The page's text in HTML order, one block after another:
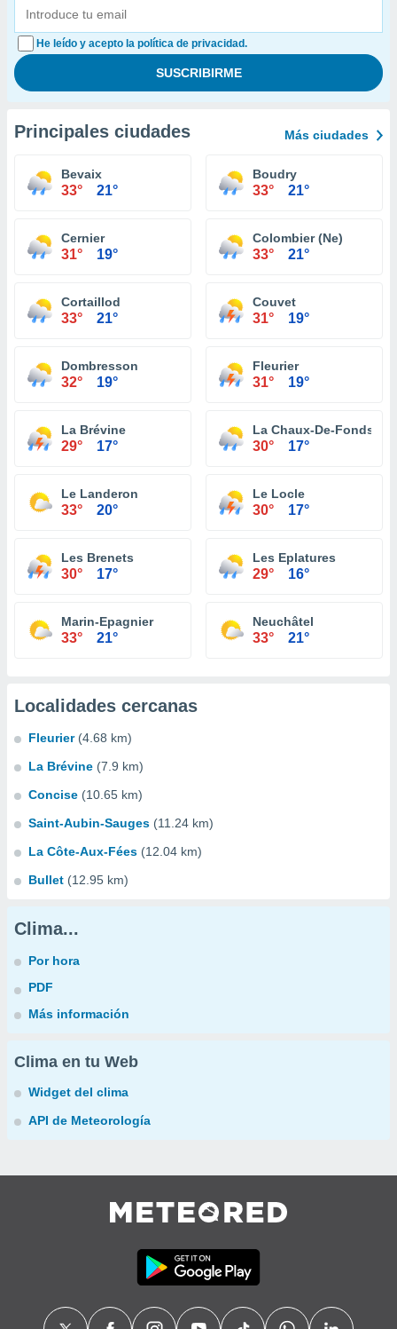
He leído y acepto la política de privacidad.
Principales ciudades Más ciudades
Bevaix
33° 21°
Boudry
33° 21°
Cernier
31° 19°
Colombier (Ne)
33° 21°
Cortaillod
33° 21°
Couvet
31° 19°
Dombresson
32° 19°
Fleurier
31° 19°
La Brévine
29° 17°
La Chaux-De-Fonds
30° 17°
Le Landeron
33° 20°
Le Locle
30° 17°
Les Brenets
30° 17°
Les Eplatures
29° 16°
Marin-Epagnier
33° 21°
Neuchâtel
33° 21°
Localidades cercanas
Fleurier (4.68 km)
La Brévine (7.9 km)
Concise (10.65 km)
Saint-Aubin-Sauges (11.24 km)
La Côte-Aux-Fées (12.04 km)
Bullet (12.95 km)
Clima...
Por hora
PDF
Más información
Clima en tu Web
Widget del clima
API de Meteorología